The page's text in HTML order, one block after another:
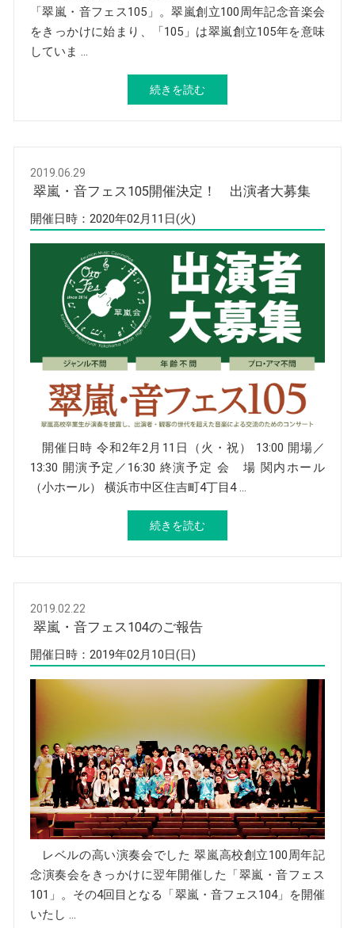
「翠嵐・音フェス105」。翠嵐創立100周年記念音楽会
をきっかけに始まり、「105」は翠嵐創立105年を意味
していま …
続きを読む
2019.06.29
翠嵐・音フェス105開催決定！ 出演者大募集
開催日時：2020年02月11日(火)
開催日時 令和2年2月11日（火・祝） 13:00 開場／
13:30 開演予定／16:30 終演予定 会 場 関内ホール
（小ホール） 横浜市中区住吉町4丁目4 …
続きを読む
2019.02.22
翠嵐・音フェス104のご報告
開催日時：2019年02月10日(日)
レベルの高い演奏会でした 翠嵐高校創立100周年記
念演奏会をきっかけに翌年開催した「翠嵐・音フェス
101」。その4回目となる「翠嵐・音フェス104」を開催
いたし …